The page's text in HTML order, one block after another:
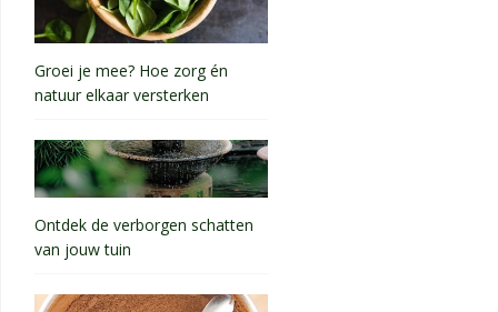
Groei je mee? Hoe zorg én
natuur elkaar versterken
Ontdek de verborgen schatten
van jouw tuin